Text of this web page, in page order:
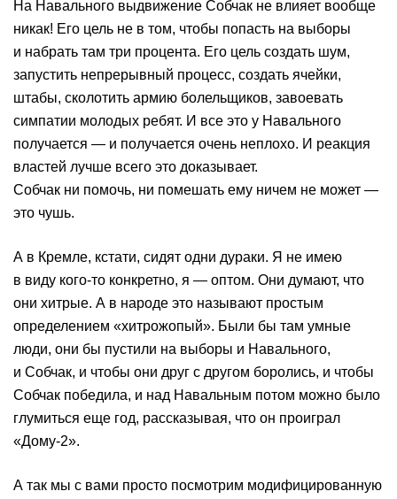
На Навального выдвижение Собчак не влияет вообще
никак! Его цель не в том, чтобы попасть на выборы
и набрать там три процента. Его цель создать шум,
запустить непрерывный процесс, создать ячейки,
штабы, сколотить армию болельщиков, завоевать
симпатии молодых ребят. И все это у Навального
получается — и получается очень неплохо. И реакция
властей лучше всего это доказывает.
Собчак ни помочь, ни помешать ему ничем не может —
это чушь.
А в Кремле, кстати, сидят одни дураки. Я не имею
в виду кого-то конкретно, я — оптом. Они думают, что
они хитрые. А в народе это называют простым
определением «хитрожопый». Были бы там умные
люди, они бы пустили на выборы и Навального,
и Собчак, и чтобы они друг с другом боролись, и чтобы
Собчак победила, и над Навальным потом можно было
глумиться еще год, рассказывая, что он проиграл
«Дому-2».
А так мы с вами просто посмотрим модифицированную